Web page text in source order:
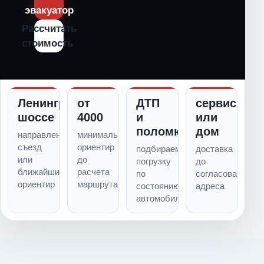
эвакуатор
Рассчитать
стоимость
Ленинградское
шоссе
направление,
съезд
или
ближайший
ориентир
от
4000
минимальный
ориентир
до
расчета
маршрута
ДТП
и
поломка
подбираем
погрузку
по
состоянию
автомобиля
сервис
или
дом
доставка
до
согласованного
адреса